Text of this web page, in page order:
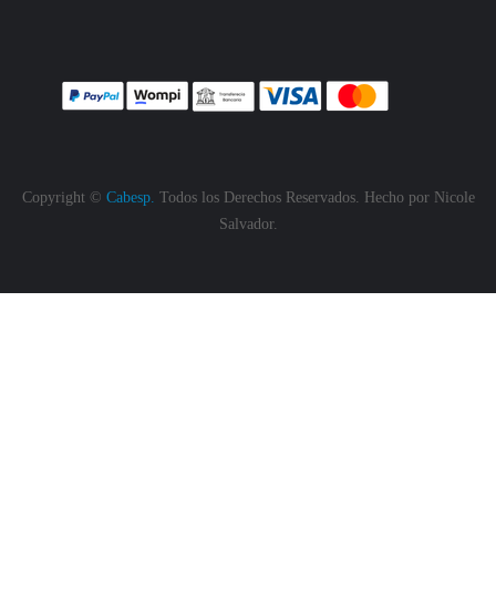
Copyright © Cabesp. Todos los Derechos Reservados. Hecho por Nicole
Salvador.